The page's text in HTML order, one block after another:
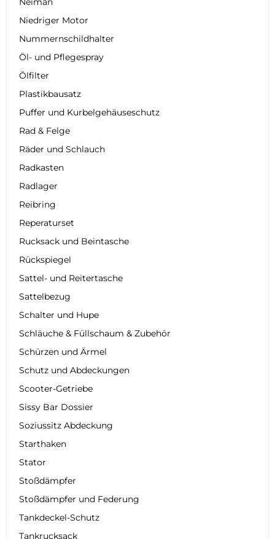
Niedriger Motor
Nummernschildhalter
Öl- und Pflegespray
Ölfilter
Plastikbausatz
Puffer und Kurbelgehäuseschutz
Rad & Felge
Räder und Schlauch
Radkasten
Radlager
Reibring
Reperaturset
Rucksack und Beintasche
Rückspiegel
Sattel- und Reitertasche
Sattelbezug
Schalter und Hupe
Schläuche & Füllschaum & Zubehör
Schürzen und Ärmel
Schutz und Abdeckungen
Scooter-Getriebe
Sissy Bar Dossier
Soziussitz Abdeckung
Starthaken
Stator
Stoßdämpfer
Stoßdämpfer und Federung
Tankdeckel-Schutz
Tankrucksack